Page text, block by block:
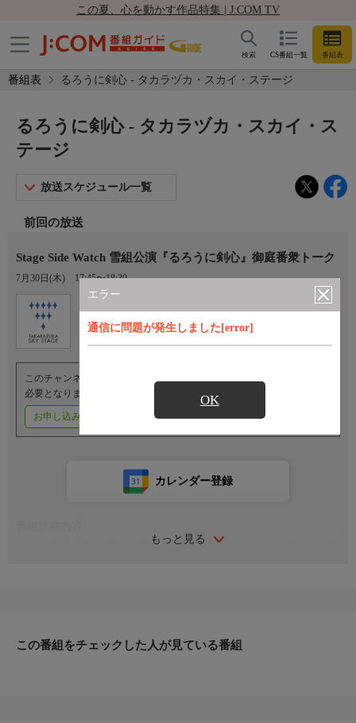
この夏、心を動かす作品特集 | J:COM TV
CS番組一覧 番組表
検索
番組表 るろうに剣心 - タカラヅカ・スカイ・ステージ
エラー
通信に問題が発生しました[error]
OK
るろうに剣心 - タカラヅカ・スカイ・ス
テージ
放送スケジュール一覧
前回の放送
Stage Side Watch 雪組公演『るろうに剣心』御庭番衆トーク
7月30日(木) 17:45〜18:30
このチャンネルのご視聴には、オプションチャンネル(有料)のご契約が
必要となります。
お申し込みはこちら ご利用料金はこちら
もっと見る
カレンダー登録
あらゆる視点から舞台の魅力をご紹介するタカラヅカニュースの
この番組をチェックした人が見ている番組